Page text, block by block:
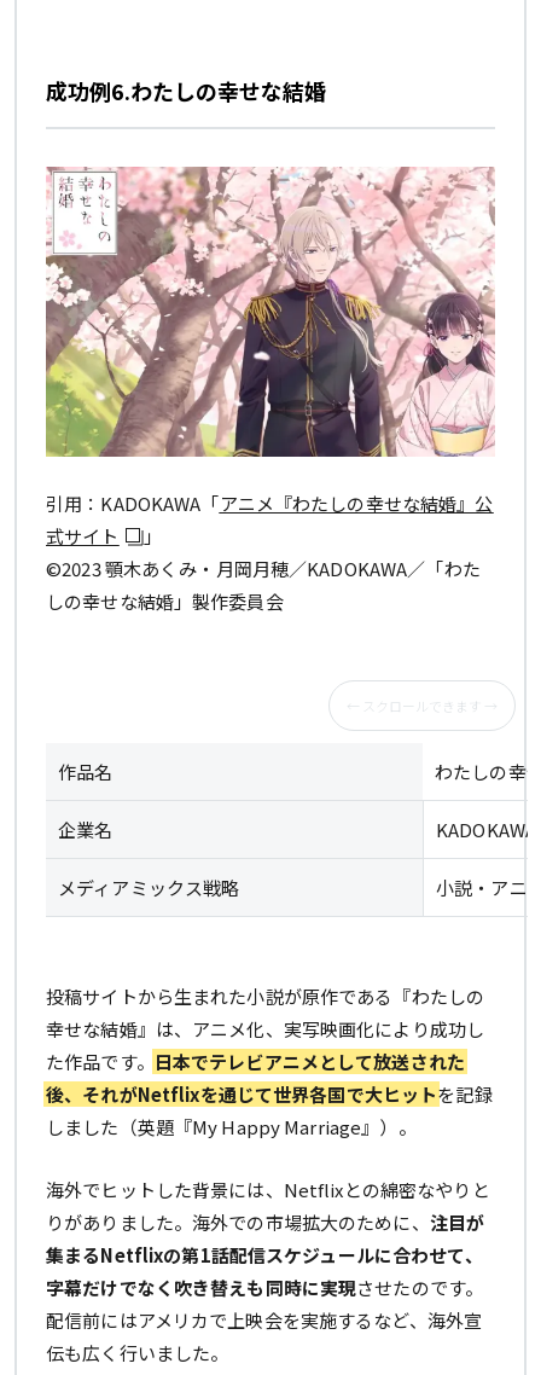
成功例6.わたしの幸せな結婚
引用：KADOKAWA「アニメ『わたしの幸せな結婚』公
式サイト
」
©2023 顎木あくみ・月岡月穂／KADOKAWA／「わた
しの幸せな結婚」製作委員会
作品名 わたしの幸
企業名 KADOKAWA
メディアミックス戦略 小説・アニ
投稿サイトから生まれた小説が原作である『わたしの
幸せな結婚』は、アニメ化、実写映画化により成功し
た作品です。 日本でテレビアニメとして放送された
後、それがNetflixを通じて世界各国で大ヒットを記録
しました（英題『My Happy Marriage』）。
海外でヒットした背景には、Netflixとの綿密なやりと
りがありました。海外での市場拡大のために、 注目が
集まるNetflixの第1話配信スケジュールに合わせて、
字幕だけでなく吹き替えも同時に実現させたのです。
配信前にはアメリカで上映会を実施するなど、海外宣
伝も広く行いました。